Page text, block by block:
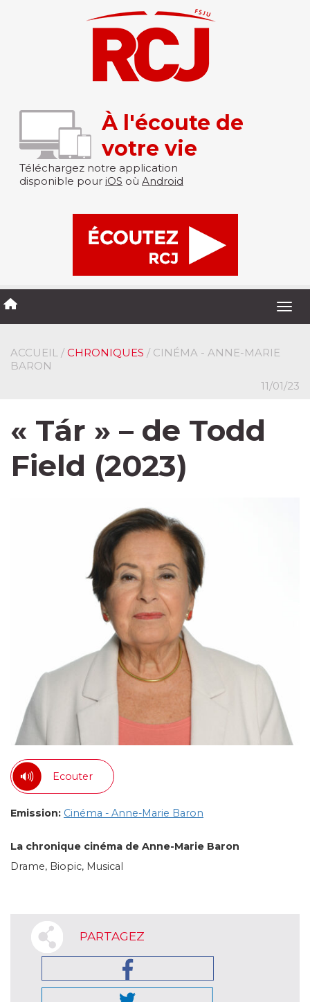
À l'écoute de
votre vie
Téléchargez notre application
disponible pour iOS où Android
ACCUEIL / CHRONIQUES / CINÉMA - ANNE-MARIE
BARON
11/01/23
« Tár » – de Todd
Field (2023)
Ecouter
Emission: Cinéma - Anne-Marie Baron
La chronique cinéma de Anne-Marie Baron
Drame, Biopic, Musical
PARTAGEZ